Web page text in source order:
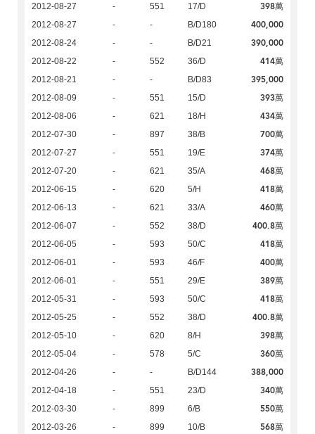
2012-08-27 - 551 17/D 398萬
2012-08-27 - - B/D180 400,000
2012-08-24 - - B/D21 390,000
2012-08-22 - 552 36/D 414萬
2012-08-21 - - B/D83 395,000
2012-08-09 - 551 15/D 393萬
2012-08-06 - 621 18/H 434萬
2012-07-30 - 897 38/B 700萬
2012-07-27 - 551 19/E 374萬
2012-07-20 - 621 35/A 468萬
2012-06-15 - 620 5/H 418萬
2012-06-13 - 621 33/A 460萬
2012-06-07 - 552 38/D 400.8萬
2012-06-05 - 593 50/C 418萬
2012-06-01 - 593 46/F 400萬
2012-06-01 - 551 29/E 389萬
2012-05-31 - 593 50/C 418萬
2012-05-25 - 552 38/D 400.8萬
2012-05-10 - 620 8/H 398萬
2012-05-04 - 578 5/C 360萬
2012-04-26 - - B/D144 388,000
2012-04-18 - 551 23/D 340萬
2012-03-30 - 899 6/B 550萬
2012-03-26 - 899 10/B 568萬